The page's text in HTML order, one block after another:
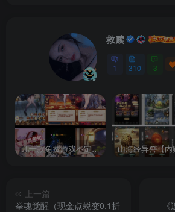
救赎
1 310 3
几十款免费游戏不定时更新自行测试 山海经异兽【内
上一篇
拳魂觉醒（现金点蜕变0.1折